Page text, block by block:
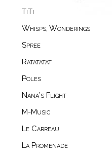
La Promenade
Le Carreau
M-Music
Nana’s Flight
Poles
Ratatatat
Spree
Whisps, Wonderings
TiTi